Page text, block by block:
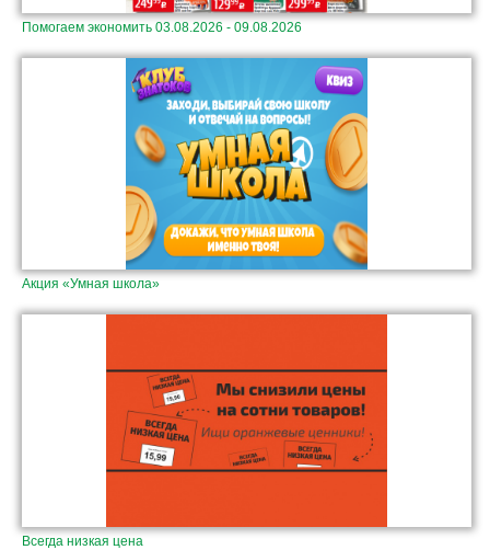
Помогаем экономить 03.08.2026 - 09.08.2026
Акция «Умная школа»
Всегда низкая цена